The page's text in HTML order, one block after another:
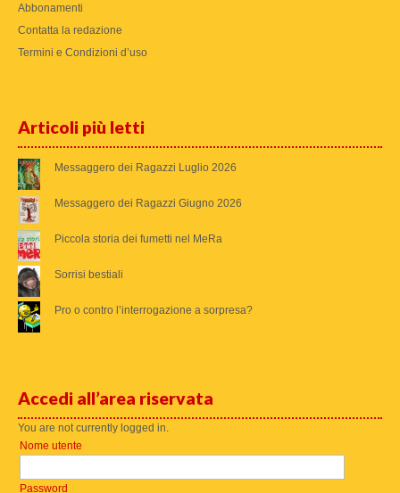
Abbonamenti
Contatta la redazione
Termini e Condizioni d’uso
Articoli più letti
Messaggero dei Ragazzi Luglio 2026
Messaggero dei Ragazzi Giugno 2026
Piccola storia dei fumetti nel MeRa
Sorrisi bestiali
Pro o contro l’interrogazione a sorpresa?
Accedi all’area riservata
You are not currently logged in.
Nome utente
Password